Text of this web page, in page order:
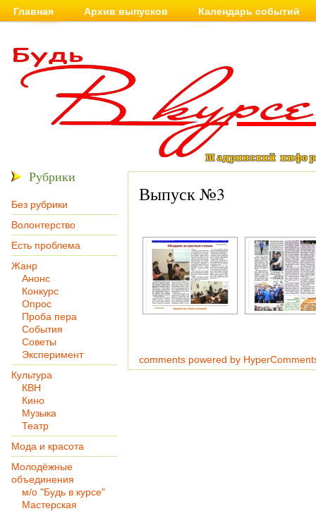
Главная Архив выпусков Календарь событий
Рубрики
Без рубрики
Волонтерство
Есть проблема
Жанр
Анонс
Конкурс
Опрос
Проба пера
События
Советы
Эксперимент
Культура
КВН
Кино
Музыка
Театр
Мода и красота
Молодёжные
объединения
м/о "Будь в курсе"
Мастерская
Выпуск №3
comments powered by